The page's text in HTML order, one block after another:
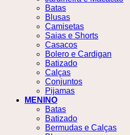
Batas
Blusas
Camisetas
Saias e Shorts
Casacos
Bolero e Cardigan
Batizado
Calças
Conjuntos
Pijamas
MENINO
Batas
Batizado
Bermudas e Calças